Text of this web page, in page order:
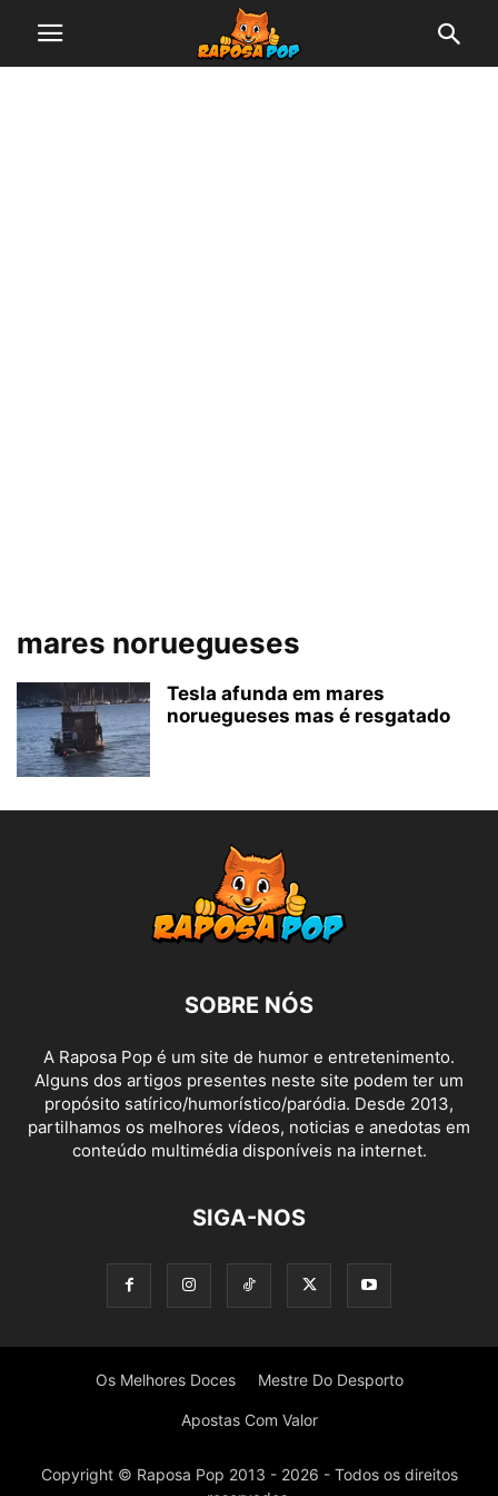
mares noruegueses
Tesla afunda em mares
noruegueses mas é resgatado
SOBRE NÓS
A Raposa Pop é um site de humor e entretenimento.
Alguns dos artigos presentes neste site podem ter um
propósito satírico/humorístico/paródia. Desde 2013,
partilhamos os melhores vídeos, noticias e anedotas em
conteúdo multimédia disponíveis na internet.
SIGA-NOS
Os Melhores Doces Mestre Do Desporto
Apostas Com Valor
Copyright © Raposa Pop 2013 - 2026 - Todos os direitos